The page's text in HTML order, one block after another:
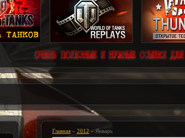
Главная» 2012 » Январь